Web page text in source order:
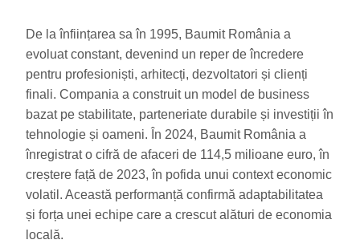
De la înființarea sa în 1995, Baumit România a
evoluat constant, devenind un reper de încredere
pentru profesioniști, arhitecți, dezvoltatori și clienți
finali. Compania a construit un model de business
bazat pe stabilitate, parteneriate durabile și investiții în
tehnologie și oameni. În 2024, Baumit România a
înregistrat o cifră de afaceri de 114,5 milioane euro, în
creștere față de 2023, în pofida unui context economic
volatil. Această performanță confirmă adaptabilitatea
și forța unei echipe care a crescut alături de economia
locală.